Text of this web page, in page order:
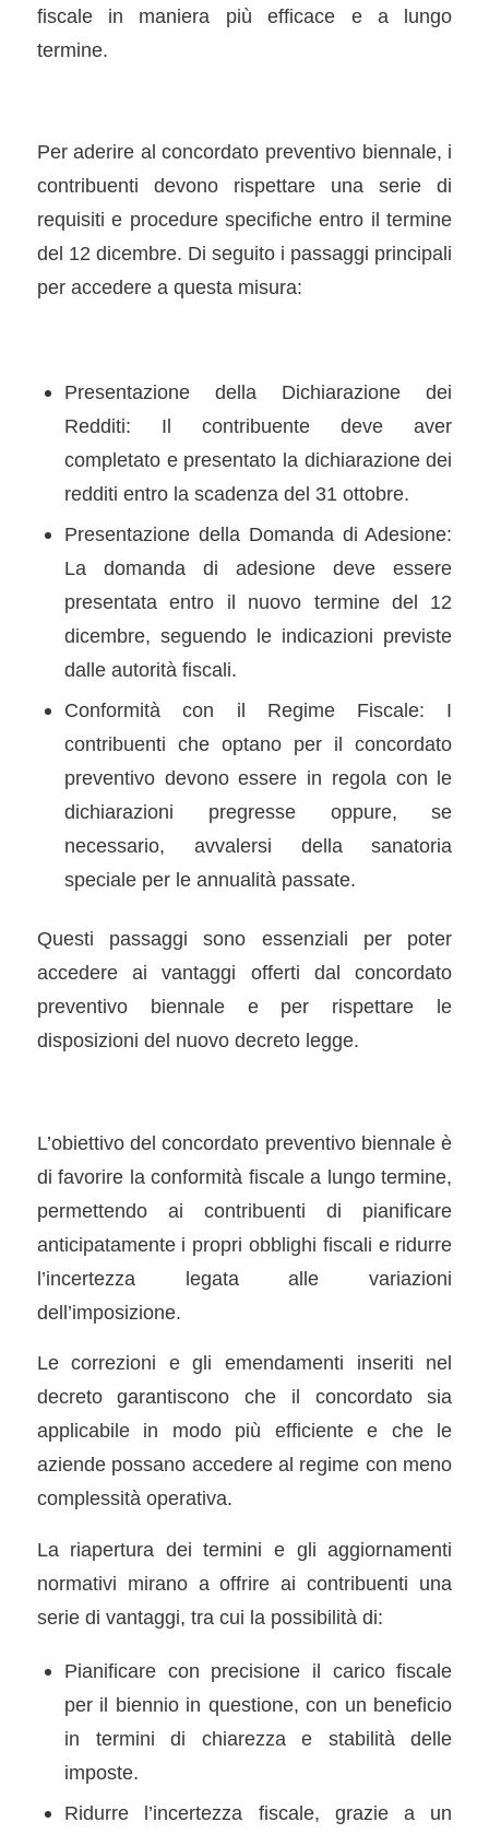
fiscale in maniera più efficace e a lungo
termine.
Per aderire al concordato preventivo biennale, i
contribuenti devono rispettare una serie di
requisiti e procedure specifiche entro il termine
del 12 dicembre. Di seguito i passaggi principali
per accedere a questa misura:
Presentazione della Dichiarazione dei
Redditi: Il contribuente deve aver
completato e presentato la dichiarazione dei
redditi entro la scadenza del 31 ottobre.
Presentazione della Domanda di Adesione:
La domanda di adesione deve essere
presentata entro il nuovo termine del 12
dicembre, seguendo le indicazioni previste
dalle autorità fiscali.
Conformità con il Regime Fiscale: I
contribuenti che optano per il concordato
preventivo devono essere in regola con le
dichiarazioni pregresse oppure, se
necessario, avvalersi della sanatoria
speciale per le annualità passate.
Questi passaggi sono essenziali per poter
accedere ai vantaggi offerti dal concordato
preventivo biennale e per rispettare le
disposizioni del nuovo decreto legge.
L’obiettivo del concordato preventivo biennale è
di favorire la conformità fiscale a lungo termine,
permettendo ai contribuenti di pianificare
anticipatamente i propri obblighi fiscali e ridurre
l’incertezza legata alle variazioni
dell’imposizione.
Le correzioni e gli emendamenti inseriti nel
decreto garantiscono che il concordato sia
applicabile in modo più efficiente e che le
aziende possano accedere al regime con meno
complessità operativa.
La riapertura dei termini e gli aggiornamenti
normativi mirano a offrire ai contribuenti una
serie di vantaggi, tra cui la possibilità di:
Pianificare con precisione il carico fiscale
per il biennio in questione, con un beneficio
in termini di chiarezza e stabilità delle
imposte.
Ridurre l’incertezza fiscale, grazie a un